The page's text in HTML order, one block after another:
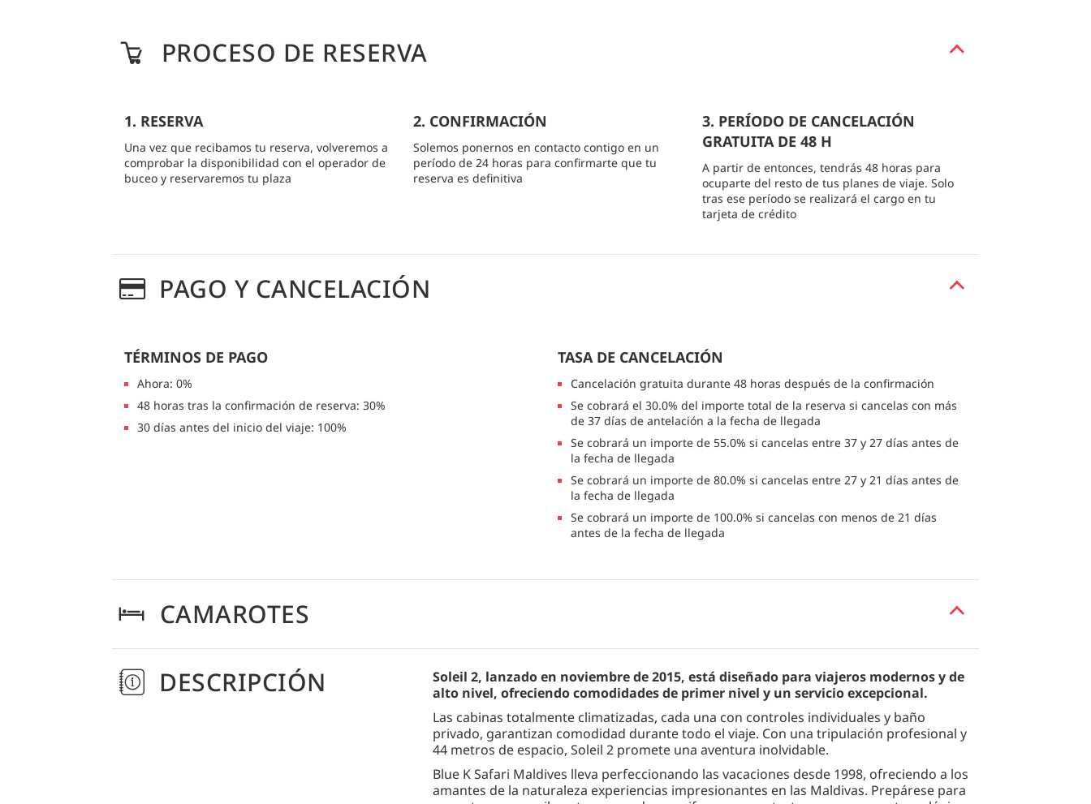
PROCESO DE RESERVA
1. RESERVA
Una vez que recibamos tu reserva, volveremos a
comprobar la disponibilidad con el operador de
buceo y reservaremos tu plaza
2. CONFIRMACIÓN
Solemos ponernos en contacto contigo en un
período de 24 horas para confirmarte que tu
reserva es definitiva
3. PERÍODO DE CANCELACIÓN
GRATUITA DE 48 H
A partir de entonces, tendrás 48 horas para
ocuparte del resto de tus planes de viaje. Solo
tras ese período se realizará el cargo en tu
tarjeta de crédito
PAGO Y CANCELACIÓN
TÉRMINOS DE PAGO
Ahora: 0%
48 horas tras la confirmación de reserva: 30%
30 días antes del inicio del viaje: 100%
TASA DE CANCELACIÓN
Cancelación gratuita durante 48 horas después de la confirmación
Se cobrará el 30.0% del importe total de la reserva si cancelas con más
de 37 días de antelación a la fecha de llegada
Se cobrará un importe de 55.0% si cancelas entre 37 y 27 días antes de
la fecha de llegada
Se cobrará un importe de 80.0% si cancelas entre 27 y 21 días antes de
la fecha de llegada
Se cobrará un importe de 100.0% si cancelas con menos de 21 días
antes de la fecha de llegada
CAMAROTES
DESCRIPCIÓN
Soleil 2, lanzado en noviembre de 2015, está diseñado para viajeros modernos y de
alto nivel, ofreciendo comodidades de primer nivel y un servicio excepcional.
Las cabinas totalmente climatizadas, cada una con controles individuales y baño
privado, garantizan comodidad durante todo el viaje. Con una tripulación profesional y
44 metros de espacio, Soleil 2 promete una aventura inolvidable.
Blue K Safari Maldives lleva perfeccionando las vacaciones desde 1998, ofreciendo a los
amantes de la naturaleza experiencias impresionantes en las Maldivas. Prepárese para